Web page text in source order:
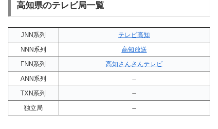
高知県のテレビ局一覧
JNN系列
テレビ高知
NNN系列
高知放送
FNN系列
高知さんさんテレビ
ANN系列
–
TXN系列
–
独立局
–